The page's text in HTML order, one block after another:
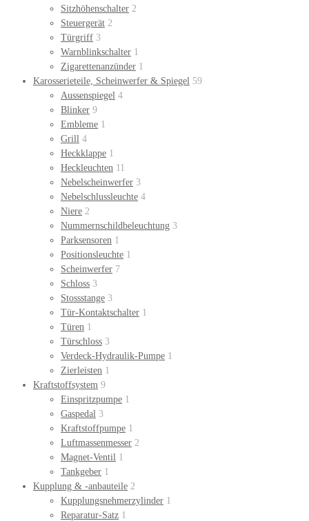
Sitzhöhenschalter 2
Steuergerät 2
Türgriff 3
Warnblinkschalter 1
Zigarettenanzünder 1
Karosserieteile, Scheinwerfer & Spiegel 59
Aussenspiegel 4
Blinker 9
Embleme 1
Grill 4
Heckklappe 1
Heckleuchten 11
Nebelscheinwerfer 3
Nebelschlussleuchte 4
Niere 2
Nummernschildbeleuchtung 3
Parksensoren 1
Positionsleuchte 1
Scheinwerfer 7
Schloss 3
Stossstange 3
Tür-Kontaktschalter 1
Türen 1
Türschloss 3
Verdeck-Hydraulik-Pumpe 1
Zierleisten 1
Kraftstoffsystem 9
Einspritzpumpe 1
Gaspedal 3
Kraftstoffpumpe 1
Luftmassenmesser 2
Magnet-Ventil 1
Tankgeber 1
Kupplung & -anbauteile 2
Kupplungsnehmerzylinder 1
Reparatur-Satz 1